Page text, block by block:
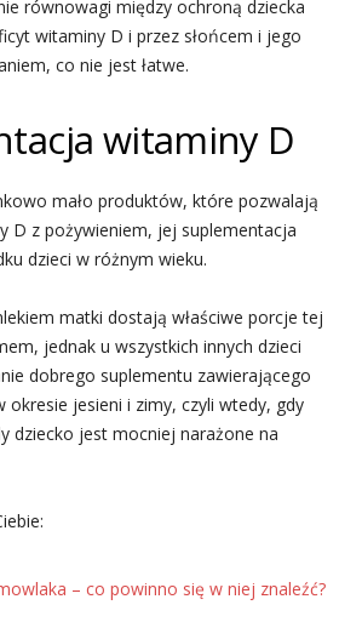
równowagi między ochroną dziecka
witaminy D i przez słońcem i jego
co nie jest łatwe.
witaminy D
mało produktów, które pozwalają
D z pożywieniem, jej suplementacja
dzieci w różnym wieku.
matki dostają właściwe porcje tej
jednak u wszystkich innych dzieci
dobrego suplementu zawierającego
okresie jesieni i zimy, czyli wtedy, gdy
dziecko jest mocniej narażone na
– co powinno się w niej znaleźć?